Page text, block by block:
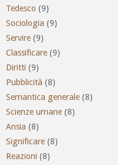
Tedesco (9)
Sociologia (9)
Servire (9)
Classificare (9)
Diritti (9)
Pubblicità (8)
Semantica generale (8)
Scienze umane (8)
Ansia (8)
Significare (8)
Reazioni (8)